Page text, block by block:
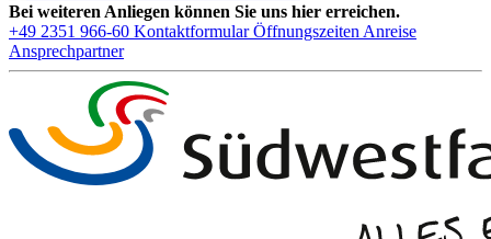
Bei weiteren Anliegen können Sie uns hier erreichen.
+49 2351 966-60 Kontaktformular Öffnungszeiten Anreise
Ansprechpartner